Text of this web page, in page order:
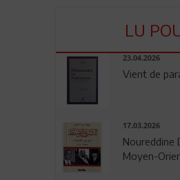
LU
23.04.2026
Vient de
17.03.2026
Noureddine
Moyen-